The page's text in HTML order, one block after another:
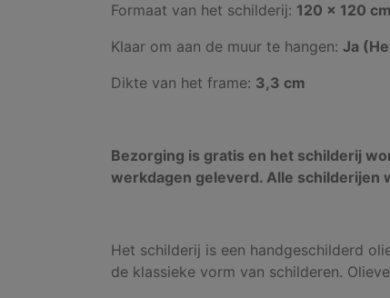
Formaat van het schilderij: 120 x 120 cm
Klaar om aan de muur te hangen: Ja
Dikte van het frame: 3,3 cm
Bezorging is gratis en het schilderij
werkdagen geleverd. Alle schilderijen
Het schilderij is een handgeschilderd
de klassieke vorm van schilderen.